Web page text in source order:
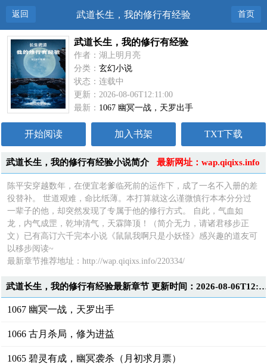
返回 武道长生，我的修行有经验 首页
武道长生，我的修行有经验
作者：湖上明月亮
分类：玄幻小说
状态：连载中
更新：2026-08-06T12:11:00
最新： 1067 幽冥一战，天罗出手
开始阅读 加入书架 TXT下载
最新网址：wap.qiqixs.info
武道长生，我的修行有经验小说简介
陈平安穿越数年，在便宜老爹临死前的运作下，成了一名不入册的差
役替补。 世道艰难，命比纸薄。本打算就这么谨微慎行本本分分过
一辈子的他，却突然发现了专属于他的修行方式。 自此，气血如
龙，内气成罡，乾坤清气，天霖降顶！（简介无力，请诸君移步正
文）已有高订六千完本小说《鼠鼠我啊只是小妖怪》感兴趣的道友可
以移步阅读~
最新章节推荐地址：http://wap.qiqixs.info/220334/
武道长生，我的修行有经验最新章节 更新时间：
1067 幽冥一战，天罗出手
1066 古月杀局，修为进益
1065 碧灵有成，幽冥袭杀（月初求月票）